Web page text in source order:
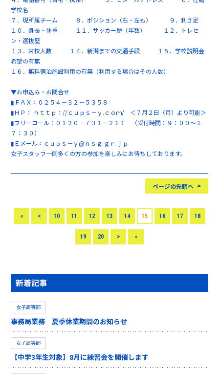
学校名
７．現所属チーム ８．ポジション（右・左も） ９．利き足
１０．身長・体重 １１．サッカー歴（年数） １２．トレセ
ン・選抜歴
１３．来校人数 １４．新潟までの交通手段 １５．学校説明会
希望の有無
１６．無料宿泊施設利用の有無（利用する場合はその人数）
▼お申込み・お問合せ
▮ＦＡＸ：０２５４－３２－５３５８
▮ＨＰ： ｈｔｔｐ：//ｃｕｐｓ－ｙ.ｃｏｍ/ ＜７月２日（月）より可能＞
▮フリーコール：０１２０－７３１－２１１ （受付時間：９：００～１
７：３０）
▮Ｅメール：ｃｕｐｓ－ｙ@ｎｓｇ.ｇｒ.ｊｐ
女子スタッフ一同多くの方の参加を楽しみにお待ちしております。
ページの先頭へ
« < 10 11 12 13 14 15 16 17 18
19 20 > »
新着記事
女子高等部
事務局業務 夏季休業期間のお知らせ
女子高等部
【中学3年生対象】8月に練習会を開催します